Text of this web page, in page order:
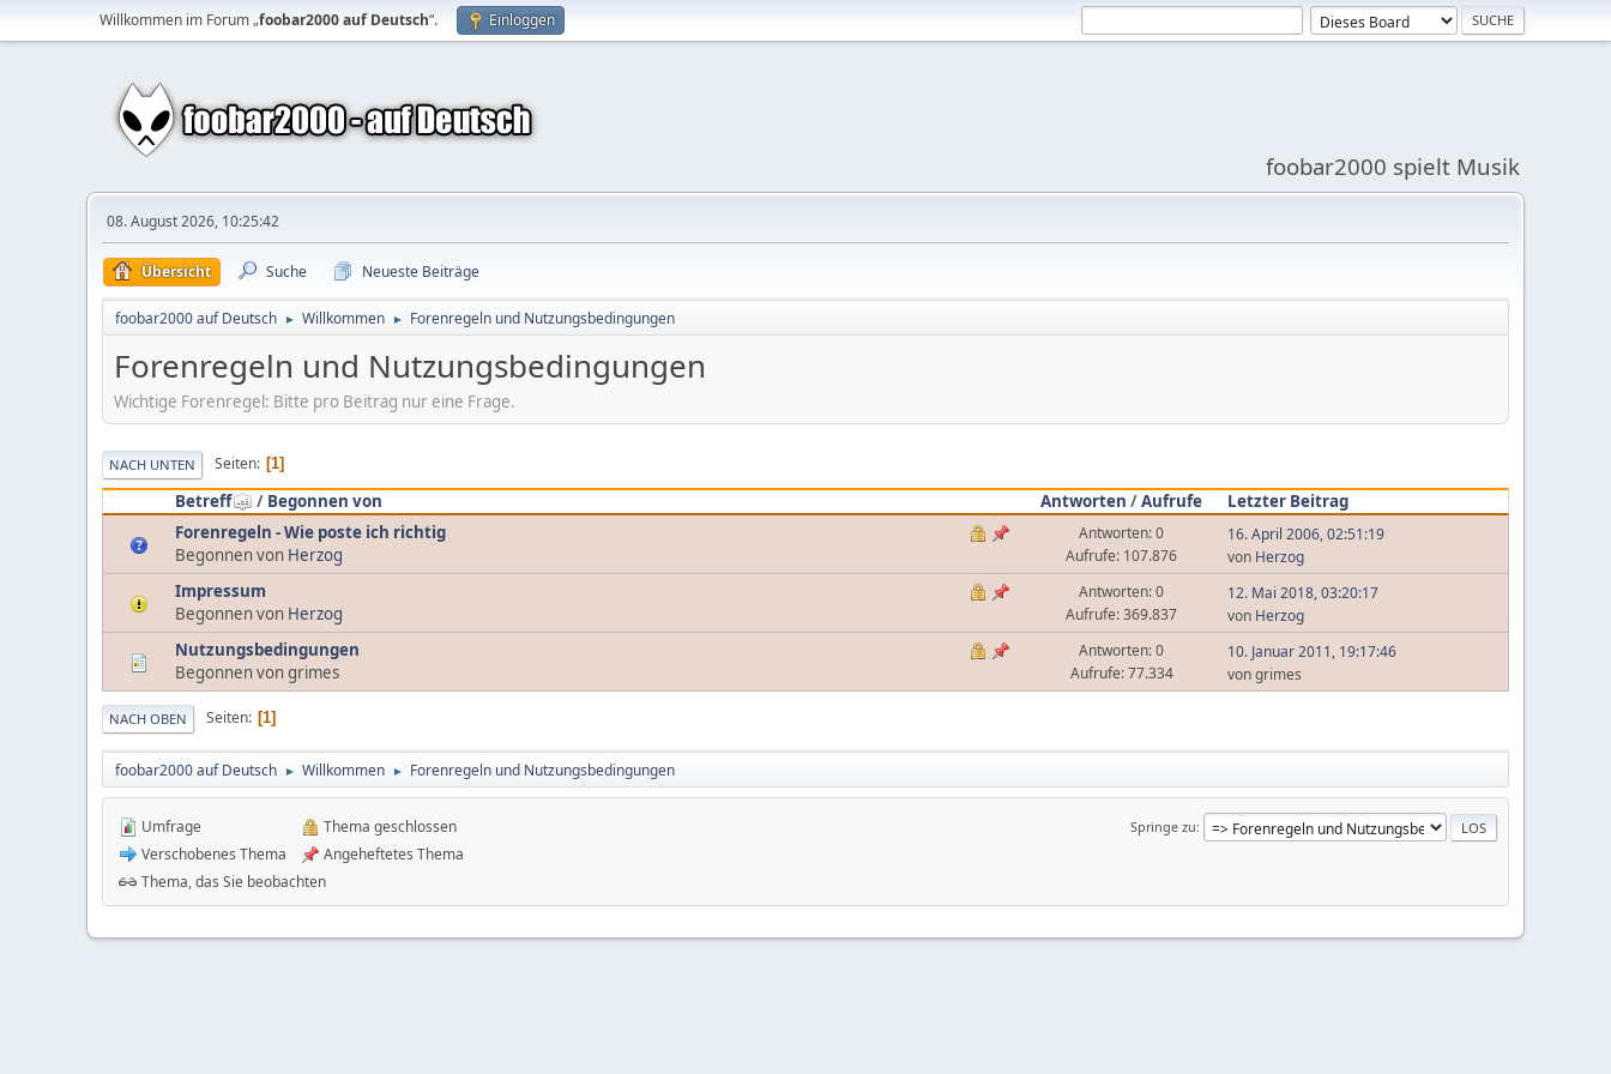
Willkommen im Forum „foobar2000 auf Deutsch“. Einloggen
foobar2000 spielt Musik
08. August 2026, 10:25:42
Übersicht Suche Neueste Beiträge
foobar2000 auf Deutsch ► Willkommen ► Forenregeln und Nutzungsbedingungen
Forenregeln und Nutzungsbedingungen
Wichtige Forenregel: Bitte pro Beitrag nur eine Frage.
NACH UNTEN Seiten 1
Betreff / Begonnen von Antworten /Aufrufe
Letzter Beitrag
Forenregeln - Wie poste ich richtig
Begonnen von Herzog
Antworten: 0
Aufrufe: 107.876
16. April 2006, 02:51:19
von Herzog
Impressum
Begonnen von Herzog
Antworten: 0
Aufrufe: 369.837
12. Mai 2018, 03:20:17
von Herzog
Nutzungsbedingungen
Begonnen von grimes
Antworten: 0
Aufrufe: 77.334
10. Januar 2011, 19:17:46
von grimes
NACH OBEN Seiten 1
foobar2000 auf Deutsch ► Willkommen ► Forenregeln und Nutzungsbedingungen
Springe zu
Umfrage
Verschobenes Thema
Thema geschlossen
Angeheftetes Thema
Thema, das Sie beobachten